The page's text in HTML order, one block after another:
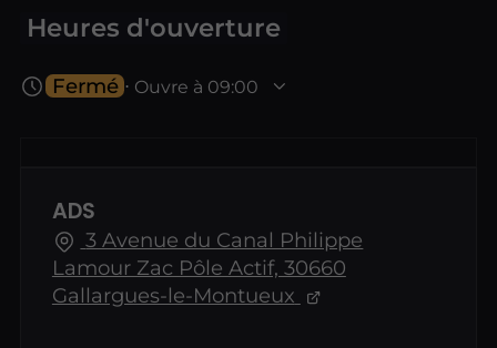
Heures d'ouverture
Fermé ⋅ Ouvre à 09:00
ADS
3 Avenue du Canal Philippe
Lamour Zac Pôle Actif, 30660
Gallargues-le-Montueux